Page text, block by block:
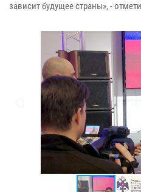
зависит будущее страны», -